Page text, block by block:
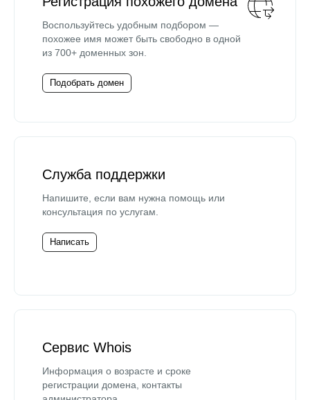
Воспользуйтесь удобным подбором —
похожее имя может быть свободно в одной
из 700+ доменных зон.
Подобрать домен
Служба поддержки
Напишите, если вам нужна помощь или
консультация по услугам.
Написать
Сервис Whois
Информация о возрасте и сроке
регистрации домена, контакты